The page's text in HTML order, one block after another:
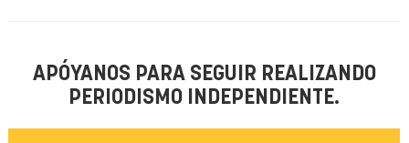
APÓYANOS PARA SEGUIR REALIZANDO
PERIODISMO INDEPENDIENTE.